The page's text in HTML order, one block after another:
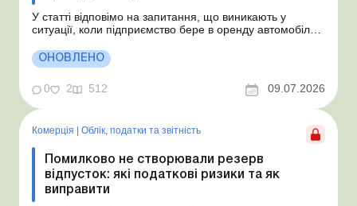
У статті відповімо на запитання, що виникають у
ситуації, коли підприємство бере в оренду автомобіль у
місяця. Підприємство орендує у фізособи автомобіль з
15.07.2026. Згідно з умовами договору орендна плата
становить 4 000 грн на місяць. Виникла...
ОНОВЛЕНО
0 2 512 09.07.2026
Комерція | Облік, податки та звiтнiсть
Помилково не створювали резерв
відпусток: які податкові ризики та як
виправити